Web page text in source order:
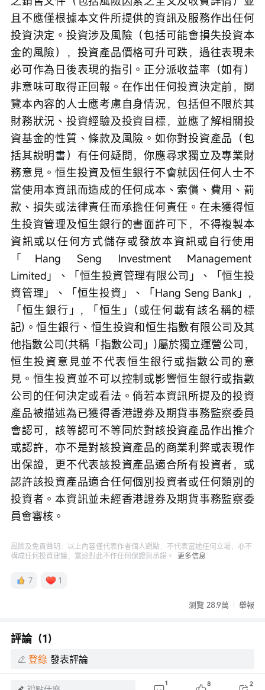
且不應僅根據本文件所提供的資訊及服務作出任何
投資決定。投資涉及風險（包括可能會損失投資本
金的風險），投資產品價格可升可跌，過往表現未
必可作為日後表現的指引。正分派收益率（如有）
非意味可取得正回報。在作出任何投資決定前，閱
覽本內容的人士應考慮自身情況，包括但不限於其
財務狀況、投資經驗及投資目標，並應了解相關投
資基金的性質、條款及風險。如你對投資產品（包
括其說明書）有任何疑問，你應尋求獨立及專業財
務意見。恒生投資及恒生銀行不會就因任何人士不
當使用本資訊而造成的任何成本、索償、費用、罰
款、損失或法律責任而承擔任何責任。在未獲得恒
生投資管理及恒生銀行的書面許可下，不得複製本
資訊或以任何方式儲存或發放本資訊或自行使用
「Hang Seng Investment Management
Limited」、「恒生投資管理有限公司」、「恒生投
資管理」、「恒生投資」、「Hang Seng Bank」,
「恒生銀行」, 「恒生」(或任何載有該名稱的標
記)。恒生銀行、恒生投資和恒生指數有限公司及其
他指數公司(共稱「指數公司」)屬於獨立運營公司，
恒生投資意見並不代表恒生銀行或指數公司的意
見。恒生投資並不可以控制或影響恒生銀行或指數
公司的任何決定或看法。倘若本資訊所提及的投資
產品被描述為已獲得香港證券及期貨事務監察委員
會認可，該等認可不等同於對該投資產品作出推介
或認許，亦不是對該投資產品的商業利弊或表現作
出保證，更不代表該投資產品適合所有投資者，或
認許該投資產品適合任何個別投資者或任何類別的
投資者。本資訊並未經香港證券及期貨事務監察委
員會審核。
風險及免責聲明：以上內容僅代表作者個人觀點，不代表富途任何立場，亦不
構成任何投資建議，富途對此不作任何保證與承諾。
更多信息
7 1
瀏覽 28.9萬 舉報
評論（1）
登錄 發表評論
1 8 2